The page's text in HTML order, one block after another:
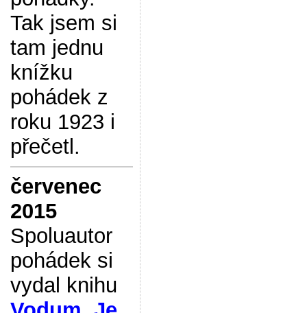
Tak jsem si
tam jednu
knížku
pohádek z
roku 1923 i
přečetl.
červenec
2015
Spoluautor
pohádek si
vydal knihu